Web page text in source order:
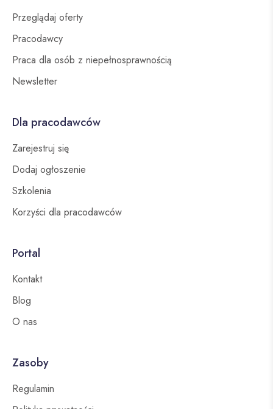
Przeglądaj oferty
Pracodawcy
Praca dla osób z niepełnosprawnością
Newsletter
Dla pracodawców
Zarejestruj się
Dodaj ogłoszenie
Szkolenia
Korzyści dla pracodawców
Portal
Kontakt
Blog
O nas
Zasoby
Regulamin